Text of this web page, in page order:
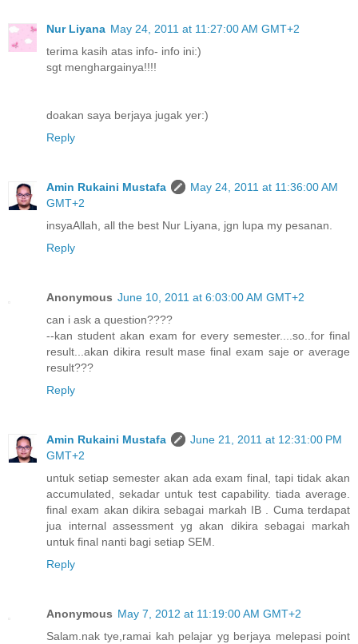
Nur Liyana May 24, 2011 at 11:27:00 AM GMT+2
terima kasih atas info- info ini:)
sgt menghargainya!!!!
doakan saya berjaya jugak yer:)
Reply
Amin Rukaini Mustafa
May 24, 2011 at 11:36:00 AM
GMT+2
insyaAllah, all the best Nur Liyana, jgn lupa my pesanan.
Reply
Anonymous June 10, 2011 at 6:03:00 AM GMT+2
can i ask a question????
--kan student akan exam for every semester....so..for final
result...akan dikira result mase final exam saje or average
result???
Reply
Amin Rukaini Mustafa
June 21, 2011 at 12:31:00 PM
GMT+2
untuk setiap semester akan ada exam final, tapi tidak akan
accumulated, sekadar untuk test capability. tiada average.
final exam akan dikira sebagai markah IB . Cuma terdapat
jua internal assessment yg akan dikira sebagai markah
untuk final nanti bagi setiap SEM.
Reply
Anonymous May 7, 2012 at 11:19:00 AM GMT+2
Salam.nak tye,ramai kah pelajar yg berjaya melepasi point